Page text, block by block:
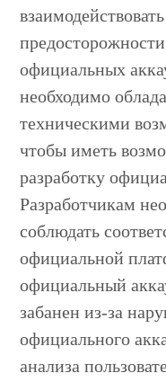
официальных
необходимо
техническими
чтобы иметь
разработку
Разработчикам
соблюдать
официальной
официальный
забанен из-за
официального
анализа